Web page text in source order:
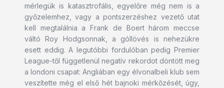
mérlegük is katasztrofális, egyelőre még nem is a
győzelemhez, vagy a pontszerzéshez vezető utat
kell megtalálnia a Frank de Boert három meccse
váltó Roy Hodgsonnak, a góllövés is nehezükre
esett eddig. A legutóbbi fordulóban pedig Premier
League-től függetlenül negatív rekordot döntött meg
a londoni csapat: Angliában egy élvonalbeli klub sem
veszítette még el első hét bajnoki mérkőzését, úgy,